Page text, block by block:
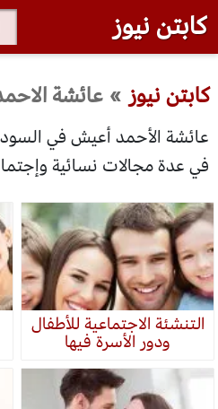
كابتن نيوز
كابتن نيوز » عائشة
عائشة الأحمد أعيش في
في عدة مجالات نسائية
التنشئة الاجتماعية للأطفال
ودور الأسرة فيها